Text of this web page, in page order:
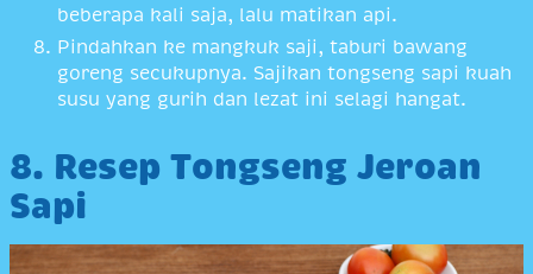
beberapa kali saja, lalu matikan api.
Pindahkan ke mangkuk saji, taburi bawang
goreng secukupnya. Sajikan tongseng sapi kuah
susu yang gurih dan lezat ini selagi hangat.
8. Resep Tongseng Jeroan
Sapi